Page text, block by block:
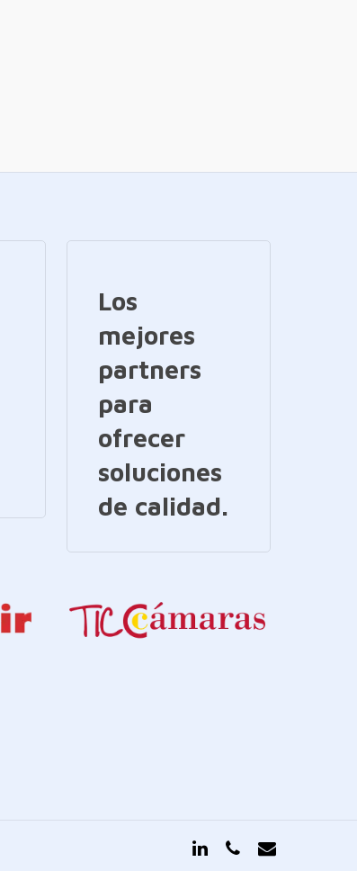
Los
mejores
partners
para
ofrecer
soluciones
de calidad.
linkedinphoneemail